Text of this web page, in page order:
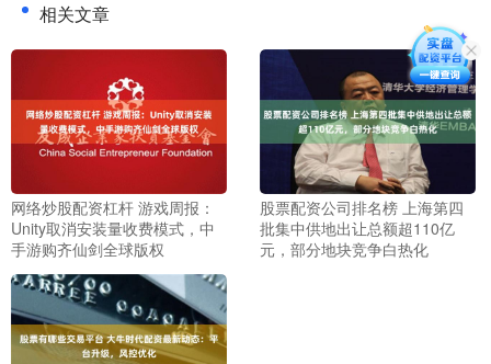
相关文章
网络炒股配资杠杆 游戏周报：
Unity取消安装量收费模式，中
手游购齐仙剑全球版权
股票配资公司排名榜 上海第四
批集中供地出让总额超110亿
元，部分地块竞争白热化